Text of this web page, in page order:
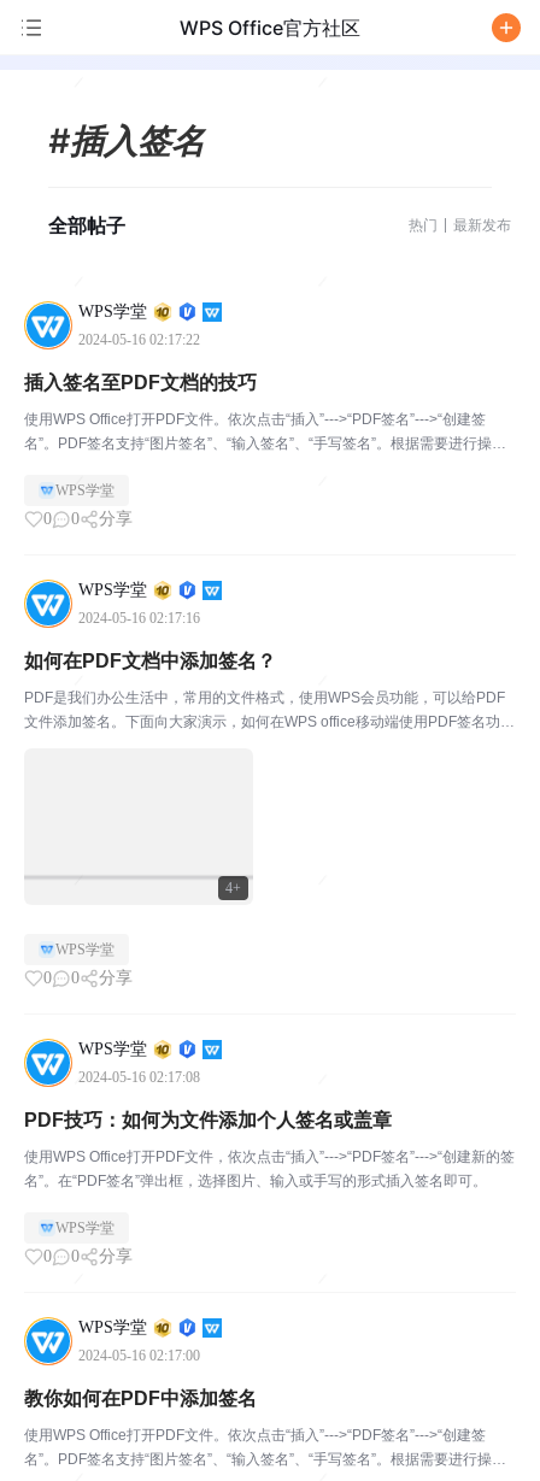
WPS Office官方社区
#插入签名
全部帖子 热门 最新发布
WPS学堂
2024-05-16 02:17:22
插入签名至PDF文档的技巧
使用WPS Office打开PDF文件。依次点击“插入”--->“PDF签名”--->“创建签
名”。PDF签名支持“图片签名”、“输入签名”、“手写签名”。根据需要进行操
WPS学堂
0 0 分享
WPS学堂
2024-05-16 02:17:16
4+
如何在PDF文档中添加签名？
PDF是我们办公生活中，常用的文件格式，使用WPS会员功能，可以给PDF
文件添加签名。下面向大家演示，如何在WPS office移动端使用PDF签名功
WPS学堂
0 0 分享
WPS学堂
2024-05-16 02:17:08
PDF技巧：如何为文件添加个人签名或盖章
使用WPS Office打开PDF文件，依次点击“插入”--->“PDF签名”--->“创建新的签
名”。在“PDF签名”弹出框，选择图片、输入或手写的形式插入签名即可。
WPS学堂
0 0 分享
WPS学堂
2024-05-16 02:17:00
教你如何在PDF中添加签名
使用WPS Office打开PDF文件。依次点击“插入”--->“PDF签名”--->“创建签
名”。PDF签名支持“图片签名”、“输入签名”、“手写签名”。根据需要进行操